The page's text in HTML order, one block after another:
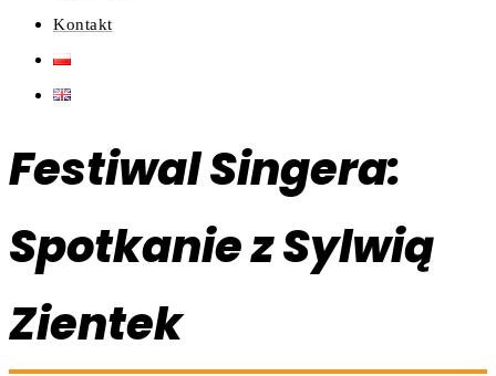
Kontakt
Festiwal Singera:
Spotkanie z Sylwią
Zientek